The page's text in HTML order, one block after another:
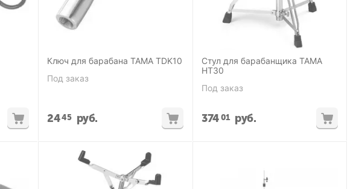
Ключ для барабана TAMA TDK10
Под заказ
2445 руб.
Стул для барабанщика TAMA
HT30
Под заказ
37401 руб.